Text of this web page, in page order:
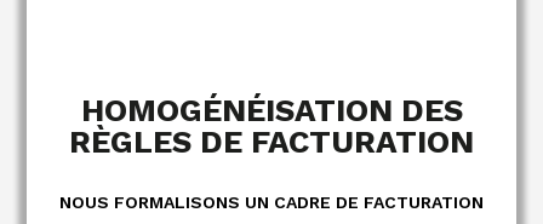
HOMOGÉNÉISATION DES
RÈGLES DE FACTURATION
NOUS FORMALISONS UN CADRE DE FACTURATION